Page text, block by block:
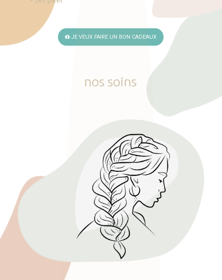
JE VEUX FAIRE UN BON CADEAUX
nos soins